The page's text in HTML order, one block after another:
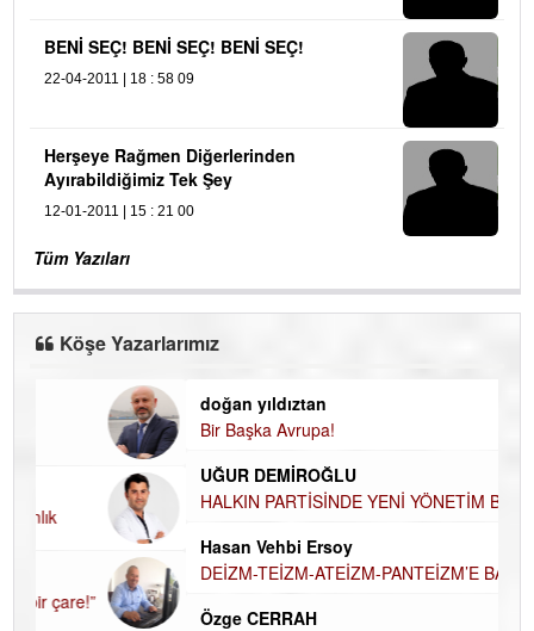
BENİ SEÇ! BENİ SEÇ! BENİ SEÇ!
22-04-2011 | 18 : 58 09
Herşeye Rağmen Diğerlerinden
Ayırabildiğimiz Tek Şey
12-01-2011 | 15 : 21 00
Tüm Yazıları
Köşe Yazarlarımız
doğan yıldıztan
Bir Başka Avrupa!
UĞUR DEMİROĞLU
HALKIN PARTİSİNDE YENİ YÖNETİM BELİRLENDİ…
Hasan Vehbi Ersoy
DEİZM-TEİZM-ATEİZM-PANTEİZM’E BAKIŞ
Özge CERRAH